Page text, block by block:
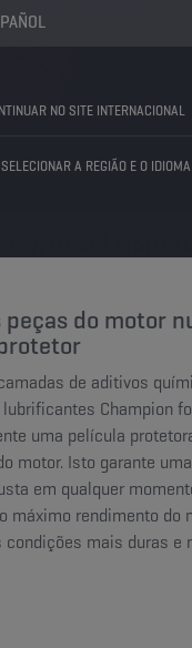
NO SITE INTERNACIONAL
A REGIÃO E O IDIOMA
peças do motor
de aditivos
Champion
uma película
motor. Isto garante
em qualquer
máximo rendimento do
condições mais duras e